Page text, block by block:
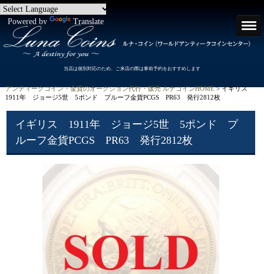
Powered by Translate
当店は個別対応のため、ご来店の際は事前予約をおすすめします
アンティークコイン・金貨のオークション代行・販売 ルナコインHOME> イギリス
1911年 ジョージ5世 5ポンド プルーフ金貨PCGS PR63 発行2812枚
イギリス 1911年 ジョージ5世 5ポンド プ
ルーフ金貨PCGS PR63 発行2812枚